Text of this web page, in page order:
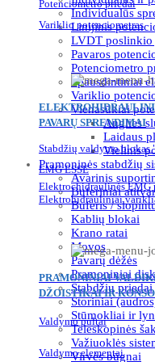
Individualūs
Linijinis
LVDT
Pavaros
Potenciometro
Spausdintiniai
Variklio
Vienasūkiai
Anglies
Laidaus
Vielinis
Pramoninės stabdžių
Avarinis
Buferiniai
Buferis /
Kablių blokai
Krano ratai
Movos
Pavarų dėžės
Pramoniniai
Stabdžių priedai
Storiniai
Stūmokliai ir
Teleskopinės
Važiuoklės
Virvės būgnai
Potenciometro priedai
Variklio potenciometras
PAVARŲ SPRENDIMAI
Stabdžių valdymo
EMG ESSE
Elektrochidraulinės EMG
Elektrohidrauliniai
PRAMONINIAI
DŽOISTIKAI IR
Valdymo pultai
Valdymo elementai